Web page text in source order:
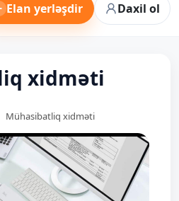
Elan yerləşdir Daxil ol
xidməti
Mühasibatliq xidməti